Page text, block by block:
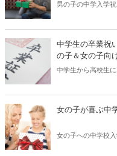
男の子の中学入学
キング上位の商品
ギフトが見つかる
中学生の卒業祝
の子＆女の子向け
中学生から高校生
ムも。男の子と女
ってくるので、そ
女の子が喜ぶ中
女の子への中学校